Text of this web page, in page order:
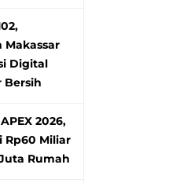
Makassar
Digital
Bersih
2026,
Rp60 Miliar
Rumah